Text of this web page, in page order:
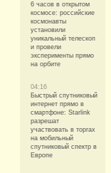
6 часов в открытом
космосе: российские
космонавты
установили
уникальный телескоп
и провели
эксперименты прямо
на орбите
04:16
Быстрый спутниковый
интернет прямо в
смартфоне: Starlink
разрешат
участвовать в торгах
на мобильный
спутниковый спектр в
Европе